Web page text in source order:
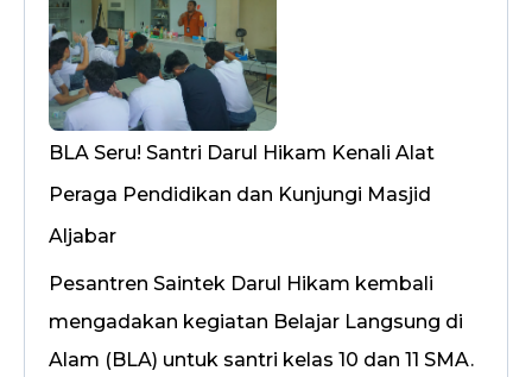
BLA Seru! Santri Darul Hikam Kenali Alat
Peraga Pendidikan dan Kunjungi Masjid
Aljabar
Pesantren Saintek Darul Hikam kembali
mengadakan kegiatan Belajar Langsung di
Alam (BLA) untuk santri kelas 10 dan 11 SMA.